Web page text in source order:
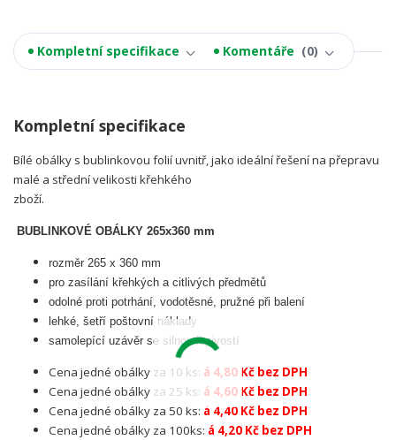
Kompletní specifikace Komentáře 0
Kompletní specifikace
Bílé obálky s bublinkovou folií uvnitř, jako ideální řešení na přepravu
malé a střední velikosti křehkého
zboží.
BUBLINKOVÉ OBÁLKY 265x360 mm
rozměr 265 x 360 mm
pro zasílání křehkých a citlivých předmětů
odolné proti potrhání, vodotěsné, pružné při balení
lehké, šetří poštovní náklady
samolepící uzávěr se silnou lepivostí
Cena jedné obálky za 10 ks: á 4,80 Kč bez DPH
Cena jedné obálky za 25 ks: á 4,60 Kč bez DPH
Cena jedné obálky za 50 ks: á 4,40 Kč bez DPH
Cena jedné obálky za 100ks: á 4,20 Kč bez DPH